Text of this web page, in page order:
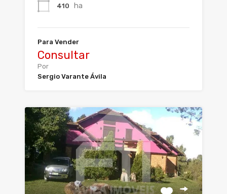
410 ha
Para Vender
Consultar
Por
Sergio Varante Ávila